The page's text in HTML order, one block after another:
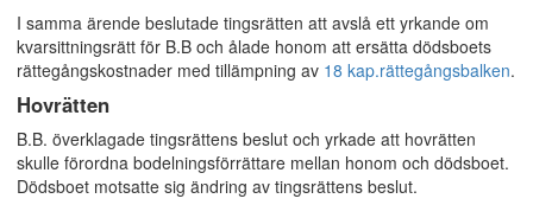
I samma ärende beslutade tingsrätten att avslå ett yrkande om
kvarsittningsrätt för B.B och ålade honom att ersätta dödsboets
rättegångskostnader med tillämpning av 18 kap.rättegångsbalken.
Hovrätten
B.B. överklagade tingsrättens beslut och yrkade att hovrätten
skulle förordna bodelningsförrättare mellan honom och dödsboet.
Dödsboet motsatte sig ändring av tingsrättens beslut.